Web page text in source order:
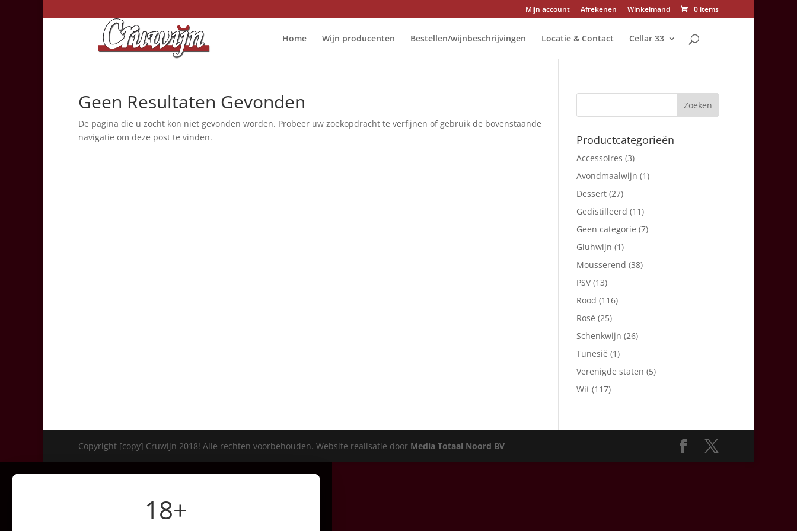
Mijn account Afrekenen Winkelmand 0 items
Home Wijn producenten Bestellen/wijnbeschrijvingen Locatie & Contact Cellar 33
Geen Resultaten Gevonden
De pagina die u zocht kon niet gevonden worden. Probeer uw zoekopdracht te verfijnen of gebruik de bovenstaande
navigatie om deze post te vinden.
Productcategorieën
Accessoires (3)
Avondmaalwijn (1)
Dessert (27)
Gedistilleerd (11)
Geen categorie (7)
Gluhwijn (1)
Mousserend (38)
PSV (13)
Rood (116)
Rosé (25)
Schenkwijn (26)
Tunesië (1)
Verenigde staten (5)
Wit (117)
Copyright [copy] Cruwijn 2018! Alle rechten voorbehouden. Website realisatie door Media Totaal Noord BV
18+